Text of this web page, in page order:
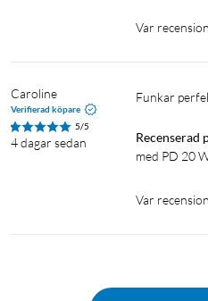
Laddare för iPhone 8
Laddare för iPhone XR
Laddare för iPhone SE
Laddare för iPhone 11 Pro
Laddare för iPhone 12 Pro Max
Var
Caroline
Verifierad köpare
5/5
4 dagar sedan
funkar
Recenserad
med PD 20
Var